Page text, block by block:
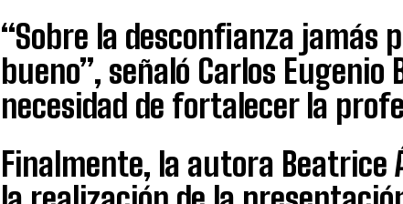
“Sobre la desconfianza jamás
bueno”, señaló Carlos Eugenio
necesidad de fortalecer la
Finalmente, la autora Beatrice